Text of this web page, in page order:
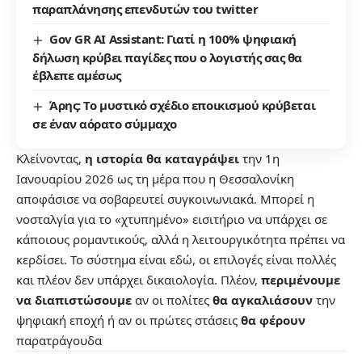
παραπλάνησης επενδυτών του twitter
Gov GR AI Assistant: Γιατί η 100% ψηφιακή
δήλωση κρύβει παγίδες που ο λογιστής σας θα
έβλεπε αμέσως
Άρης: Το μυστικό σχέδιο εποικισμού κρύβεται
σε έναν αόρατο σύμμαχο
Κλείνοντας, η ιστορία θα καταγράψει την 1η
Ιανουαρίου 2026 ως τη μέρα που η Θεσσαλονίκη
αποφάσισε να σοβαρευτεί συγκοινωνιακά. Μπορεί η
νοσταλγία για το «χτυπημένο» εισιτήριο να υπάρχει σε
κάποιους ρομαντικούς, αλλά η λειτουργικότητα πρέπει να
κερδίσει. Το σύστημα είναι εδώ, οι επιλογές είναι πολλές
και πλέον δεν υπάρχει δικαιολογία. Πλέον, περιμένουμε
να διαπιστώσουμε αν οι πολίτες θα αγκαλιάσουν την
ψηφιακή εποχή ή αν οι πρώτες στάσεις θα φέρουν
παρατράγουδα